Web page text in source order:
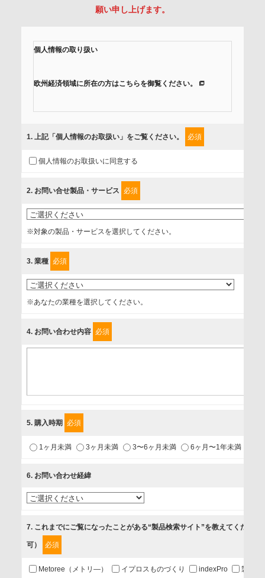
願い申し上げます。
個人情報の取り扱い
欧州経済領域に所在の方はこちらを御覧ください。
組みを行っています。
に取扱い、これらで定める範囲内で、サービスの提供やご案
内等のために利用させていただいております。
情報を提供されるお客様（本人）に対して、情報の収集目
的、管理者、提供の有無、情報提供の任意性や権利について
確認し、当社への情報提供がお客様の懸念にならないよう
上げます。
事業者名
個人情報保護責任者
1.当社が取り扱う商品・サービスに関するご案内
2.当社が開催（主催・共催・協賛）するセミナーなど、各種イ
3.お客様の業務内容、及び興味、関心に応じた情報の提供
4.お客様満足度調査等のアンケートの依頼
第三者提供の有無
あり
1. 上記「個人情報のお取扱い」をご覧ください。 必須
個人情報のお取扱いに同意する
2. お問い合せ製品・サービス 必須
※対象の製品・サービスを選択してください。
3. 業種 必須
※あなたの業種を選択してください。
4. お問い合わせ内容 必須
5. 購入時期 必須
1ヶ月未満 3ヶ月未満 3〜6ヶ月未満 6ヶ月〜1年未満
6. お問い合わせ経緯
7. これまでにご覧になったことがある“製品検索サイト”を教えてください
可） 必須
Metoree（メトリ―） イプロスものづくり indexPro
製品ナ